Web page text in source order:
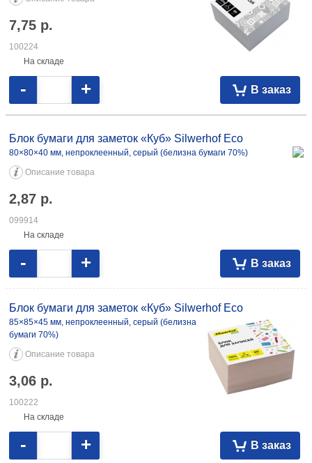
7,75 р.
100224
На складе
В заказ
- +
Блок бумаги для заметок «Куб» Silwerhof Eco
80×80×40 мм, непроклеенный, серый (белизна бумаги 70%)
Описание товара
2,87 р.
099914
На складе
В заказ
- +
Блок бумаги для заметок «Куб» Silwerhof Eco
85×85×45 мм, непроклеенный, серый (белизна
бумаги 70%)
Описание товара
3,06 р.
100222
На складе
В заказ
- +